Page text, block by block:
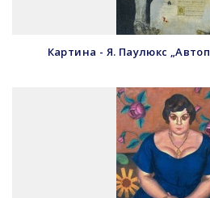
Картина - Я. Паулюкс